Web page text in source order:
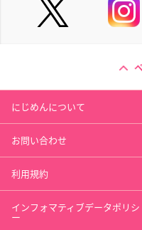
にじめんについて
お問い合わせ
利用規約
インフォマティブデータポリシ
ー